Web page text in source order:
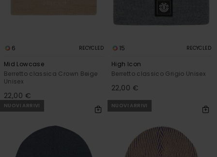
6 RECYCLED
Mid Lowcase
Berretto classica Crown Beige
Unisex
22,00 €
15 RECYCLED
High Icon
Berretto classico Grigio Unisex
22,00 €
NUOVI ARRIVI NUOVI ARRIVI